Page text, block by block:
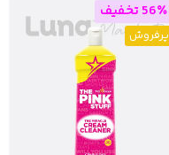
56٪ تخفیف
پرفروش